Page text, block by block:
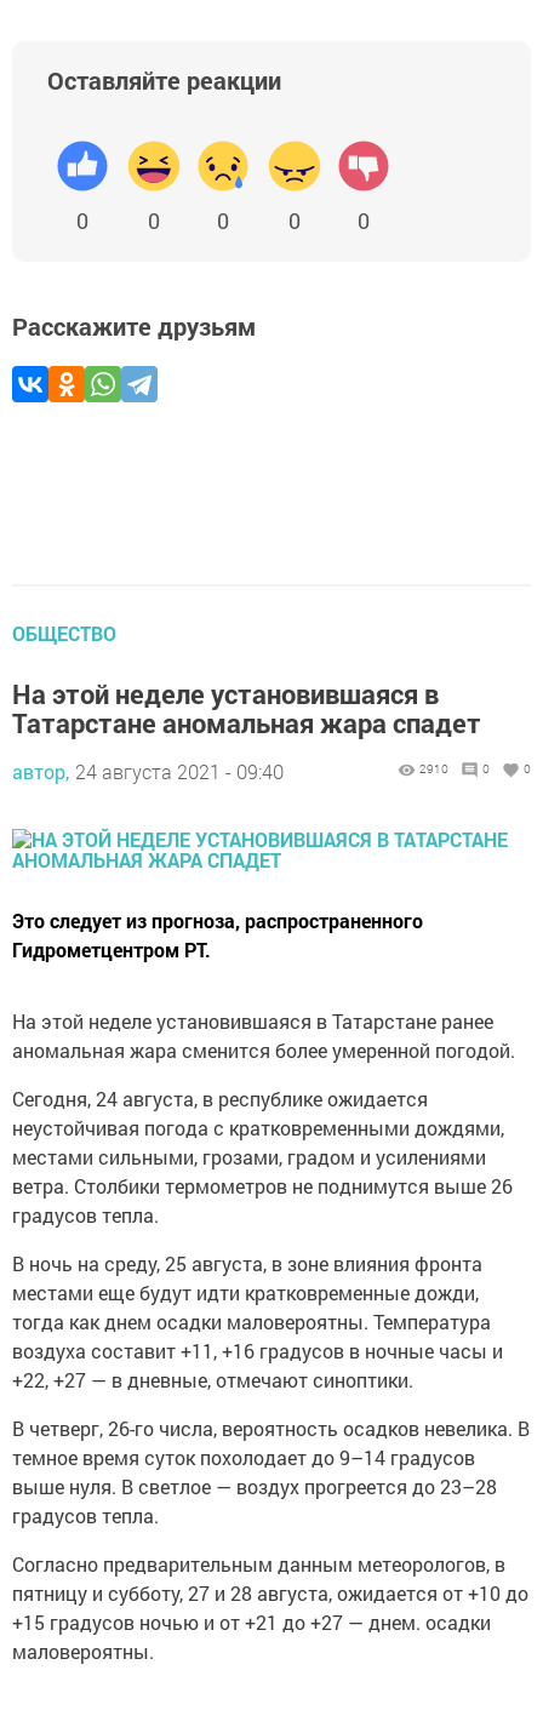
Оставляйте реакции
0 0 0 0 0
Расскажите друзьям
ОБЩЕСТВО
На этой неделе установившаяся в
Татарстане аномальная жара спадет
автор, 24 августа 2021 - 09:40 2910 0 0
Это следует из прогноза, распространенного
Гидрометцентром РТ.
На этой неделе установившаяся в Татарстане ранее
аномальная жара сменится более умеренной погодой.
Сегодня, 24 августа, в республике ожидается
неустойчивая погода с кратковременными дождями,
местами сильными, грозами, градом и усилениями
ветра. Столбики термометров не поднимутся выше 26
градусов тепла.
В ночь на среду, 25 августа, в зоне влияния фронта
местами еще будут идти кратковременные дожди,
тогда как днем осадки маловероятны. Температура
воздуха составит +11, +16 градусов в ночные часы и
+22, +27 — в дневные, отмечают синоптики.
В четверг, 26-го числа, вероятность осадков невелика. В
темное время суток похолодает до 9–14 градусов
выше нуля. В светлое — воздух прогреется до 23–28
градусов тепла.
Согласно предварительным данным метеорологов, в
пятницу и субботу, 27 и 28 августа, ожидается от +10 до
+15 градусов ночью и от +21 до +27 — днем. осадки
маловероятны.